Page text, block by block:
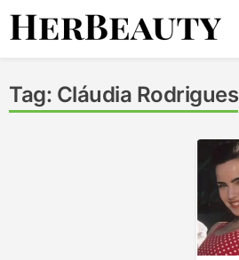
Skip
Tag: Cláudia Rodrigues